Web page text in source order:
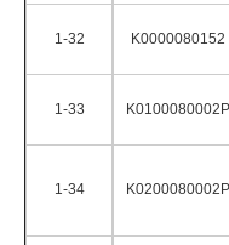
1-32 K0000080152
1-33 K0100080002P
1-34 K0200080002P